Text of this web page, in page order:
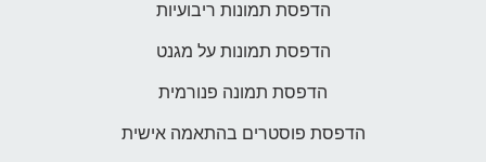
הדפסת תמונות ריבועיות
הדפסת תמונות על מגנט
הדפסת תמונה פנורמית
הדפסת פוסטרים בהתאמה אישית